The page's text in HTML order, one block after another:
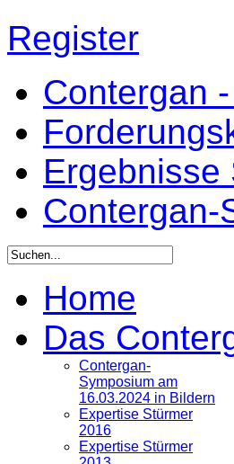
Register
Contergan
Ergebnisse
Contergan-
Home
Das
Contergan-
Symposium am
16.03.2024 in Bildern
Expertise Stürmer
2016
Expertise Stürmer